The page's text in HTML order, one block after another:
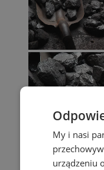
My i nasi
urządzeniu